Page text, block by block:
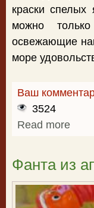
краски спелых
можно
освежающие
море
Ваш
3524
Read more
Фанта из